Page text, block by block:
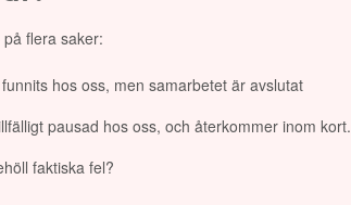
flera saker:
hos oss, men samarbetet är avslutat
pausad hos oss, och återkommer inom kort.
faktiska fel?